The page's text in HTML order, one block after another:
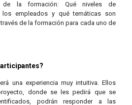
de la formación: Qué niveles de
los empleados y qué temáticas son
de la formación para cada uno de
una experiencia muy intuitiva. Ellos
donde se les pedirá que se
podrán responder a las